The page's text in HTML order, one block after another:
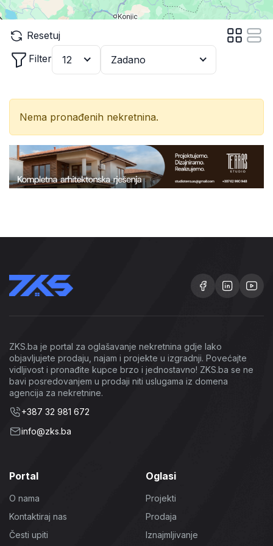
Resetuj
Filter
12 Zadano
Nema pronađenih nekretnina.
ZKS.ba je portal za oglašavanje nekretnina gdje lako
objavljujete prodaju, najam i projekte u izgradnji. Povećajte
vidljivost i pronađite kupce brzo i jednostavno! ZKS.ba se ne
bavi posredovanjem u prodaji niti uslugama iz domena
agencija za nekretnine.
+387 32 981 672
info@zks.ba
Portal
O nama
Kontaktiraj nas
Česti upiti
Oglasi
Projekti
Prodaja
Iznajmljivanje